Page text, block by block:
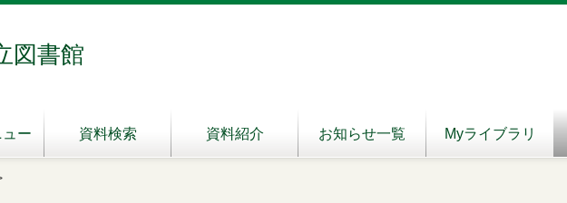
図書館
ュー 資料検索 資料紹介 お知らせ一覧 Myライブラリ